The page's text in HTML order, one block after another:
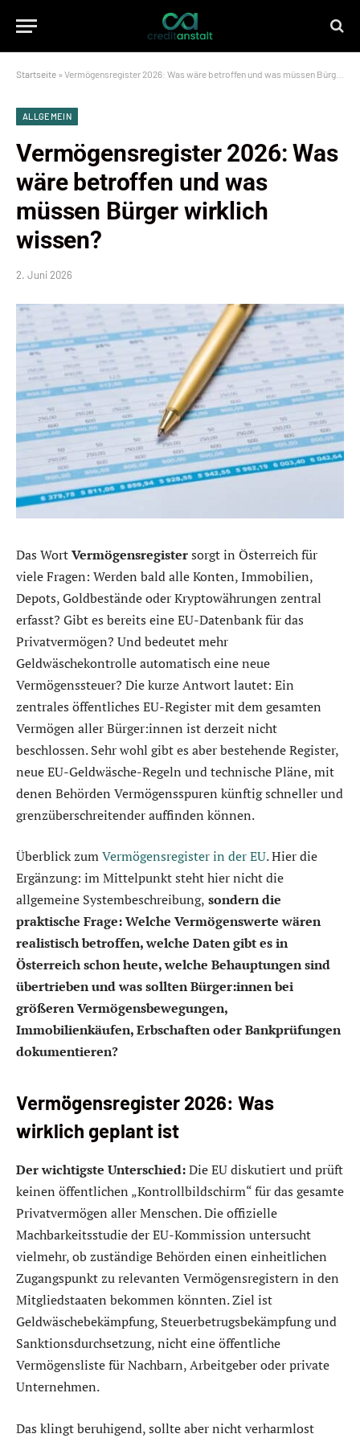
Startseite » Vermögensregister 2026: Was wäre betroffen und was müssen Bürger wirklich wissen?
ALLGEMEIN
Vermögensregister 2026: Was
wäre betroffen und was
müssen Bürger wirklich
wissen?
2. Juni 2026
Das WortVermögensregistersorgt in Österreich für
viele Fragen: Werden bald alle Konten, Immobilien,
Depots, Goldbestände oder Kryptowährungen zentral
erfasst? Gibt es bereits eine EU-Datenbank für das
Privatvermögen? Und bedeutet mehr
Geldwäschekontrolle automatisch eine neue
Vermögenssteuer? Die kurze Antwort lautet: Ein
zentrales öffentliches EU-Register mit dem gesamten
Vermögen aller Bürger:innen ist derzeit nicht
beschlossen. Sehr wohl gibt es aber bestehende Register,
neue EU-Geldwäsche-Regeln und technische Pläne, mit
denen Behörden Vermögensspuren künftig schneller und
grenzüberschreitender auffinden können.
Überblick zumVermögensregister in der EU. Hier die
Ergänzung: im Mittelpunkt steht hier nicht die
allgemeine Systembeschreibung, sondern die
praktische Frage: Welche Vermögenswerte wären
realistisch betroffen, welche Daten gibt es in
Österreich schon heute, welche Behauptungen sind
übertrieben und was sollten Bürger:innen bei
größeren Vermögensbewegungen,
Immobilienkäufen, Erbschaften oder Bankprüfungen
dokumentieren?
Vermögensregister 2026: Was
wirklich geplant ist
Der wichtigste Unterschied:Die EU diskutiert und prüft
keinen öffentlichen „Kontrollbildschirm“ für das gesamte
Privatvermögen aller Menschen. Die offizielle
Machbarkeitsstudie der EU-Kommission untersucht
vielmehr, ob zuständige Behörden einen einheitlichen
Zugangspunkt zu relevanten Vermögensregistern in den
Mitgliedstaaten bekommen könnten. Ziel ist
Geldwäschebekämpfung, Steuerbetrugsbekämpfung und
Sanktionsdurchsetzung, nicht eine öffentliche
Vermögensliste für Nachbarn, Arbeitgeber oder private
Unternehmen.
Das klingt beruhigend, sollte aber nicht verharmlost